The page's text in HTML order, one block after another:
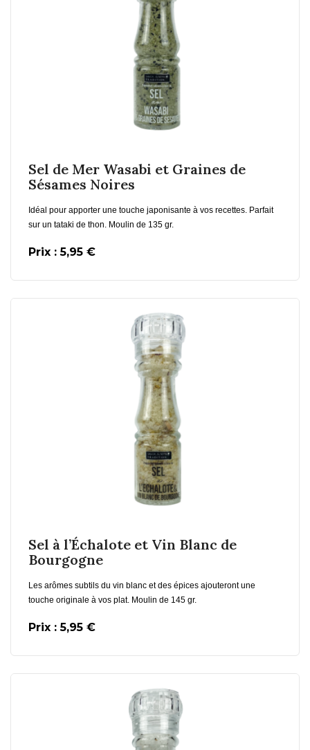
Sel de Mer Wasabi et Graines de
Sésames Noires
Idéal pour apporter une touche japonisante à vos recettes. Parfait
sur un tataki de thon. Moulin de 135 gr.
Prix : 5,95 €
En savoir plus
Sel à l’Échalote et Vin Blanc de
Bourgogne
Les arômes subtils du vin blanc et des épices ajouteront une
touche originale à vos plat. Moulin de 145 gr.
Prix : 5,95 €
En savoir plus